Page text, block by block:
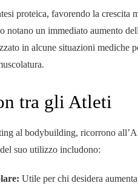
proteica, favorendo la crescita
notano un immediato aumento
in alcune situazioni mediche
tra gli Atleti
al bodybuilding, ricorrono
suo utilizzo includono:
Utile per chi desidera